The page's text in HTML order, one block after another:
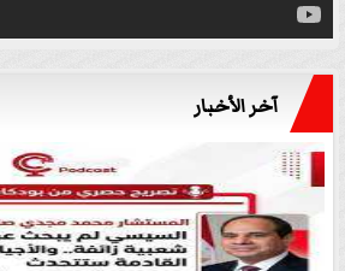
آخر الأخبار